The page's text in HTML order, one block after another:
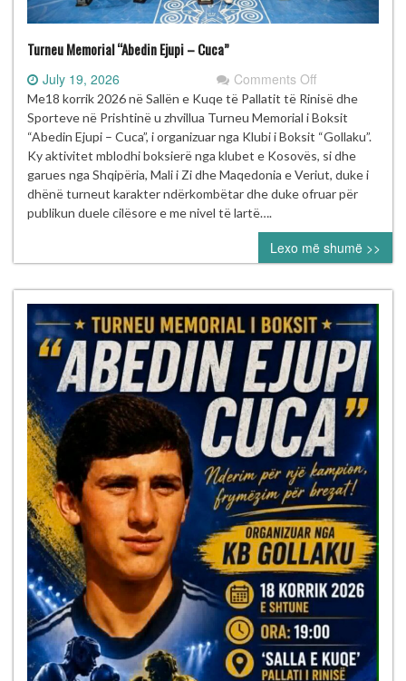
Turneu Memorial “Abedin Ejupi – Cuca”
July 19, 2026 Comments Offon
Turneu
Memorial
“Abedin
Ejupi
–
Cuca”
Me18 korrik 2026 në Sallën e Kuqe të Pallatit të Rinisë dhe
Sporteve në Prishtinë u zhvillua Turneu Memorial i Boksit
“Abedin Ejupi – Cuca”, i organizuar nga Klubi i Boksit “Gollaku”.
Ky aktivitet mblodhi boksierë nga klubet e Kosovës, si dhe
garues nga Shqipëria, Mali i Zi dhe Maqedonia e Veriut, duke i
dhënë turneut karakter ndërkombëtar dhe duke ofruar për
publikun duele cilësore e me nivel të lartë….
Lexo më shumë >>